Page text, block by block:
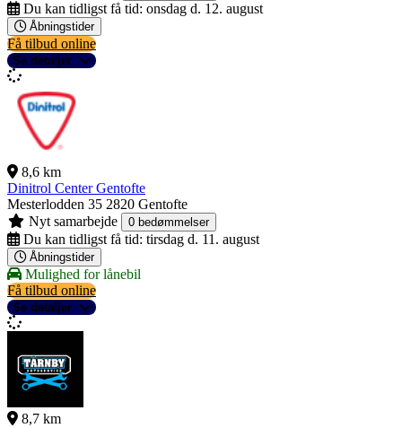
Du kan tidligst få tid: onsdag d. 12. august
Åbningstider
Få tilbud online
Se detaljer
8,6 km
Dinitrol Center Gentofte
Mesterlodden 35 2820 Gentofte
Nyt samarbejde
0 bedømmelser
Du kan tidligst få tid: tirsdag d. 11. august
Åbningstider
Mulighed for lånebil
Få tilbud online
Se detaljer
8,7 km